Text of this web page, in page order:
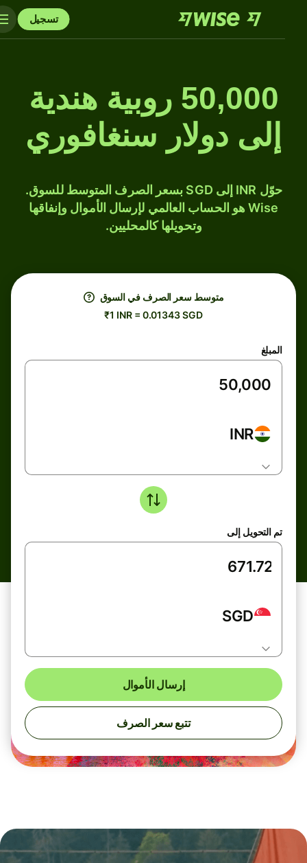
تسجيل
50,000 روبية هندية
إلى دولار سنغافوري
حوّل INR إلى SGD بسعر الصرف المتوسط للسوق.
Wise هو الحساب العالمي لإرسال الأموال وإنفاقها
وتحويلها كالمحليين.
متوسط ​​سعر الصرف في السوق
₹1 INR = 0.01343 SGD
المبلغ
INR
تم التحويل إلى
SGD
إرسال الأموال
تتبع سعر الصرف